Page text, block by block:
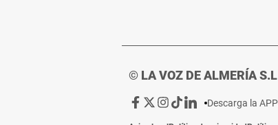
© LA VOZ DE ALMERÍA
Ir
Ir
Ir Ir Ir
Descarga la